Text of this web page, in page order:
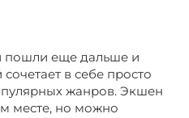
пошли еще дальше и
в себе просто
жанров. Экшен
месте, но можно